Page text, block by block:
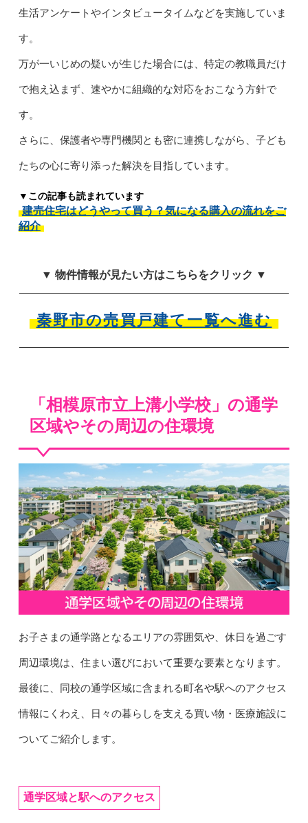
生活アンケートやインタビュータイムなどを実施していま
す。
万が一いじめの疑いが生じた場合には、特定の教職員だけ
で抱え込まず、速やかに組織的な対応をおこなう方針で
す。
さらに、保護者や専門機関とも密に連携しながら、子ども
たちの心に寄り添った解決を目指しています。
▼この記事も読まれています
建売住宅はどうやって買う？気になる購入の流れをご
紹介
▼ 物件情報が見たい方はこちらをクリック ▼
秦野市の売買戸建て一覧へ進む
「相模原市立上溝小学校」の通学
区域やその周辺の住環境
お子さまの通学路となるエリアの雰囲気や、休日を過ごす
周辺環境は、住まい選びにおいて重要な要素となります。
最後に、同校の通学区域に含まれる町名や駅へのアクセス
情報にくわえ、日々の暮らしを支える買い物・医療施設に
ついてご紹介します。
通学区域と駅へのアクセス